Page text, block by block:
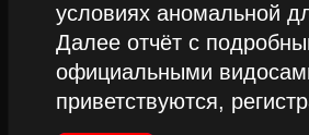
условиях аномальной
Далее отчёт с
официальными
приветствуются,